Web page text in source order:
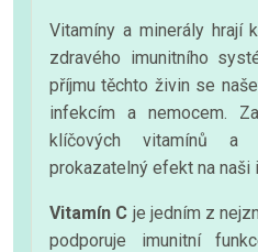
Vitamíny a minerály hrají
zdravého imunitního
příjmu těchto živin se
infekcím a nemocem.
klíčových vitamínů a
prokazatelný efekt na naši
Vitamín C je jedním z
podporuje imunitní